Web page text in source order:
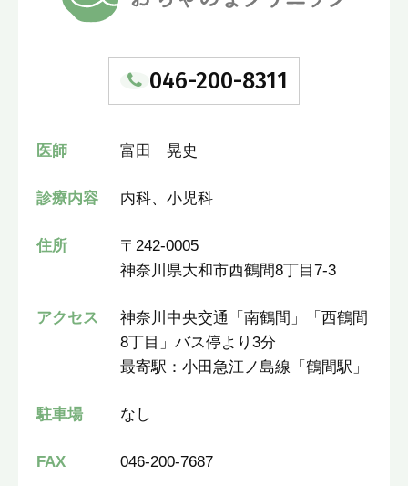
046-200-8311
医師 富田 晃史
診療内容 内科、小児科
住所
〒242-0005
神奈川県大和市西鶴間8丁目7-3
アクセス
神奈川中央交通「南鶴間」「西鶴間
8丁目」バス停より3分
最寄駅：小田急江ノ島線「鶴間駅」
駐車場 なし
FAX 046-200-7687